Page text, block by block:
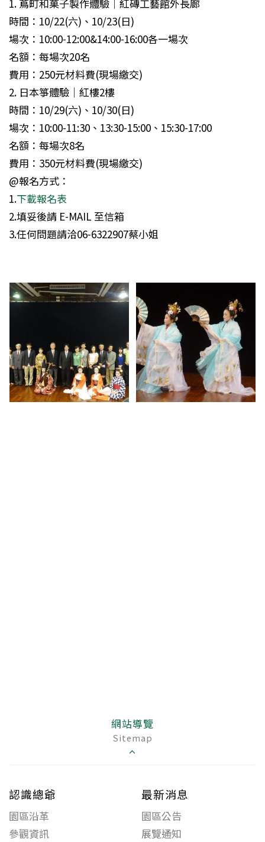
1. 蔦町和菓子製作體驗│紅磚工藝館外長廊
時間：10/22(六)、10/23(日)
場次：10:00-12:00&14:00-16:00各一場次
名額：每場次20名
費用：250元材料費(現場繳交)
2. 日本箏體驗│紅樓2樓
時間：10/29(六)、10/30(日)
場次：10:00-11:30、13:30-15:00、15:30-17:00
名額：每場次8名
費用：350元材料費(現場繳交)
@報名方式：
1.下載報名表
2.填妥後請 E-MAIL 至信箱
3.任何問題請洽06-6322907蔡小姐
網站導覽
Sitemap
認識總爺
園區沿革
參觀資訊
最新消息
園區公告
展覽通知